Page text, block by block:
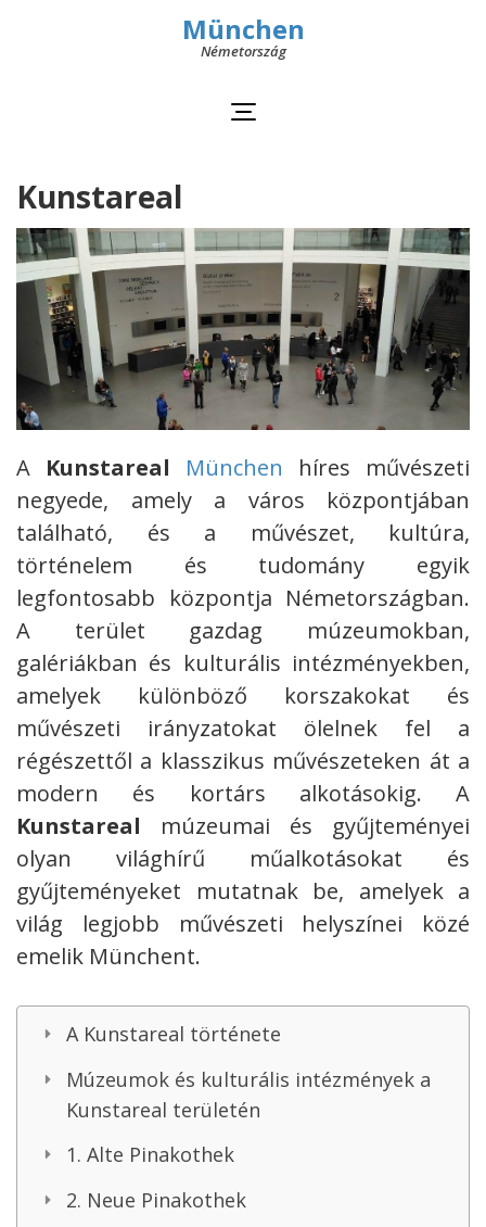
München
Németország
Kunstareal
A Kunstareal München híres művészeti
negyede, amely a város központjában
található, és a művészet, kultúra,
történelem és tudomány egyik
legfontosabb központja Németországban.
A terület gazdag múzeumokban,
galériákban és kulturális intézményekben,
amelyek különböző korszakokat és
művészeti irányzatokat ölelnek fel a
régészettől a klasszikus művészeteken át a
modern és kortárs alkotásokig. A
Kunstareal múzeumai és gyűjteményei
olyan világhírű műalkotásokat és
gyűjteményeket mutatnak be, amelyek a
világ legjobb művészeti helyszínei közé
emelik Münchent.
A Kunstareal története
Múzeumok és kulturális intézmények a
Kunstareal területén
1. Alte Pinakothek
2. Neue Pinakothek